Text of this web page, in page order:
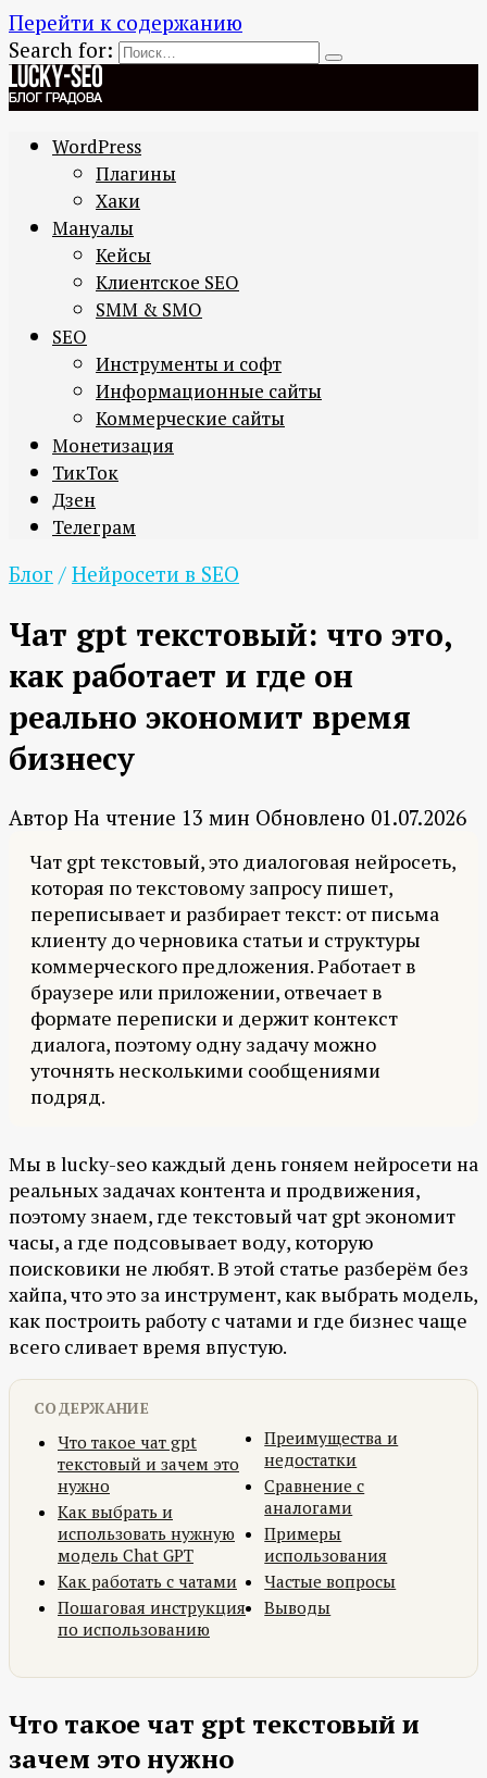
Перейти к содержанию
Search for:
WordPress
Плагины
Хаки
Мануалы
Кейсы
Клиентское SEO
SMM & SMO
SEO
Инструменты и софт
Информационные сайты
Коммерческие сайты
Монетизация
ТикТок
Дзен
Телеграм
Блог / Нейросети в SEO
Чат gpt текстовый: что это,
как работает и где он
реально экономит время
бизнесу
Автор На чтение 13 мин Обновлено 01.07.2026
Чат gpt текстовый, это диалоговая нейросеть,
которая по текстовому запросу пишет,
переписывает и разбирает текст: от письма
клиенту до черновика статьи и структуры
коммерческого предложения. Работает в
браузере или приложении, отвечает в
формате переписки и держит контекст
диалога, поэтому одну задачу можно
уточнять несколькими сообщениями
подряд.
Мы в lucky-seo каждый день гоняем нейросети на
реальных задачах контента и продвижения,
поэтому знаем, где текстовый чат gpt экономит
часы, а где подсовывает воду, которую
поисковики не любят. В этой статье разберём без
хайпа, что это за инструмент, как выбрать модель,
как построить работу с чатами и где бизнес чаще
всего сливает время впустую.
СОДЕРЖАНИЕ
Что такое чат gpt
текстовый и зачем это
нужно
Как выбрать и
использовать нужную
модель Chat GPT
Как работать с чатами
Пошаговая инструкция
по использованию
Преимущества и
недостатки
Сравнение с
аналогами
Примеры
использования
Частые вопросы
Выводы
Что такое чат gpt текстовый и
зачем это нужно